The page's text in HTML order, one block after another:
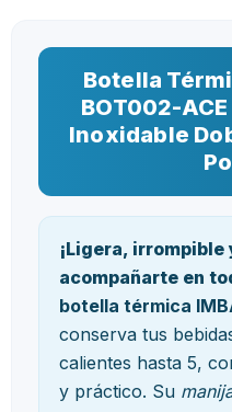
Botella
BOT002-
Inoxidable
¡Ligera,
acompañarte en
botella térmica
conserva tus
calientes hasta 5,
y práctico. Su